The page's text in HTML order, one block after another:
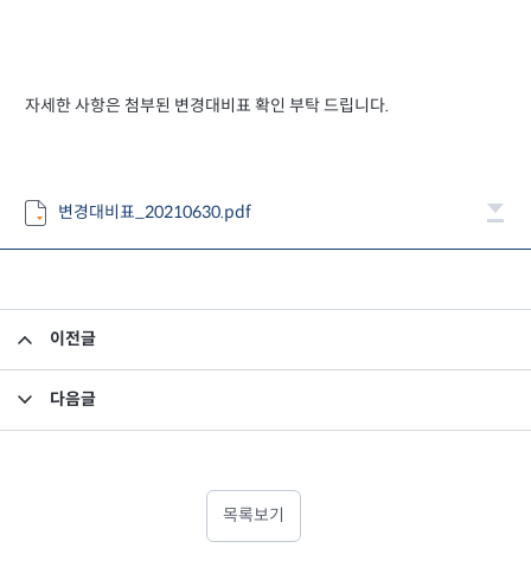
자세한 사항은 첨부된 변경대비표 확인 부탁 드립니다.
변경대비표_20210630.pdf
이전글
다음글
목록보기